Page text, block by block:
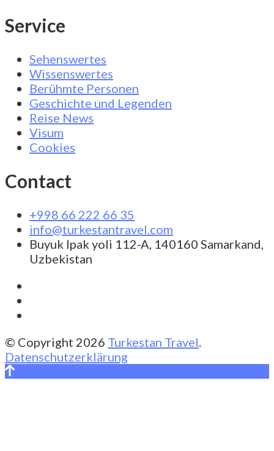
Service
Sehenswertes
Wissenswertes
Berühmte Personen
Geschichte und Legenden
Reise News
Visum
Cookies
Contact
+998 66 222 66 35
info@turkestantravel.com
Buyuk Ipak yoli 112-A, 140160 Samarkand,
Uzbekistan
© Copyright 2026 Turkestan Travel.
Datenschutzerklärung